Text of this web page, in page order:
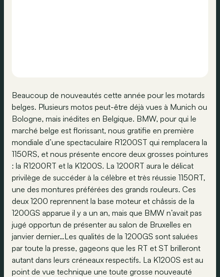
Beaucoup de nouveautés cette année pour les motards
belges. Plusieurs motos peut-être déjà vues à Munich ou
Bologne, mais inédites en Belgique. BMW, pour qui le
marché belge est florissant, nous gratifie en première
mondiale d’une spectaculaire R1200ST qui remplacera la
1150RS, et nous présente encore deux grosses pointures
: la R1200RT et la K1200S. La 1200RT aura le délicat
privilège de succéder à la célèbre et très réussie 1150RT,
une des montures préférées des grands rouleurs. Ces
deux 1200 reprennent la base moteur et châssis de la
1200GS apparue il y a un an, mais que BMW n’avait pas
jugé opportun de présenter au salon de Bruxelles en
janvier dernier…Les qualités de la 1200GS sont saluées
par toute la presse, gageons que les RT et ST brilleront
autant dans leurs créneaux respectifs. La K1200S est au
point de vue technique une toute grosse nouveauté